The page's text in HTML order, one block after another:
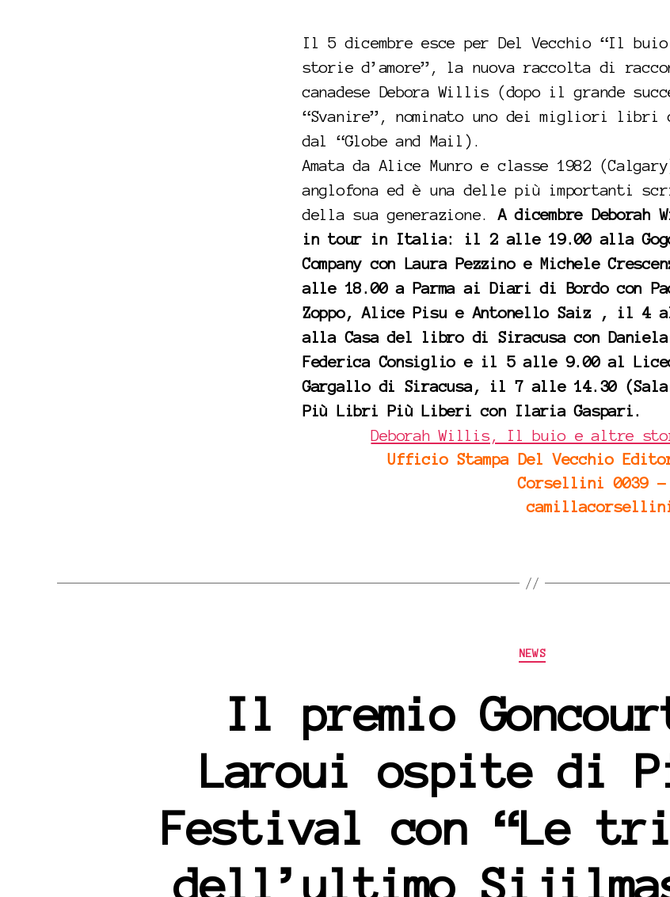
Il 5 dicembre esce per Del Vecchio “Il
storie d’amore”, la nuova raccolta di
canadese Debora Willis (dopo il grande
“Svanire”, nominato uno dei migliori libri
dal “Globe and Mail).
Amata da Alice Munro e classe 1982
anglofona ed è una delle più importanti
della sua generazione.A dicembre Deborah
in tour in Italia: il 2 alle 19.00 alla
Company con Laura Pezzino e Michele
alle 18.00 a Parma ai Diari di Bordo con
Zoppo, Alice Pisu e Antonello Saiz , il 4
alla Casa del libro di Siracusa con Daniela
Federica Consiglio e il 5 alle 9.00 al Liceo
Gargallo di Siracusa, il 7 alle 14.30 (Sala
Più Libri Più Liberi con Ilaria Gaspari.
Deborah Willis, Il buio e altre
Ufficio Stampa Del Vecchio
Corsellini 0039 –
Categorie
NEWS
Il premio
Laroui ospite di
Festival con “Le
dell’ultimo